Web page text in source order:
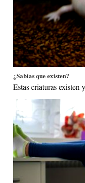
¿Sabías que existen?
Estas criaturas existen